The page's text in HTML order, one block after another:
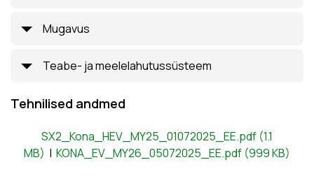
Mugavus
Teabe- ja meelelahutussüsteem
Tehnilised andmed
SX2_Kona_HEV_MY25_01072025_EE.pdf (1.1
MB) | KONA_EV_MY26_05072025_EE.pdf (999 KB)